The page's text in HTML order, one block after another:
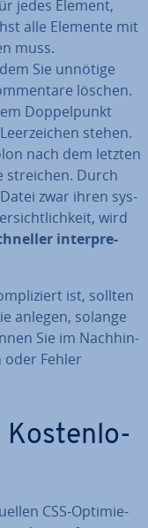
jedes Element,
alle Elemente mit
muss.
Sie unnötige
löschen.
Dop­pel­punkt
stehen.
nach dem letzten
streichen. Durch
zwar ihren sys­
wird
in­ter­pre­
ist, sollten
anlegen, solange
Sie im Nach­hin­
Fehler
Kos­ten­lo­
CSS-Op­ti­mie­